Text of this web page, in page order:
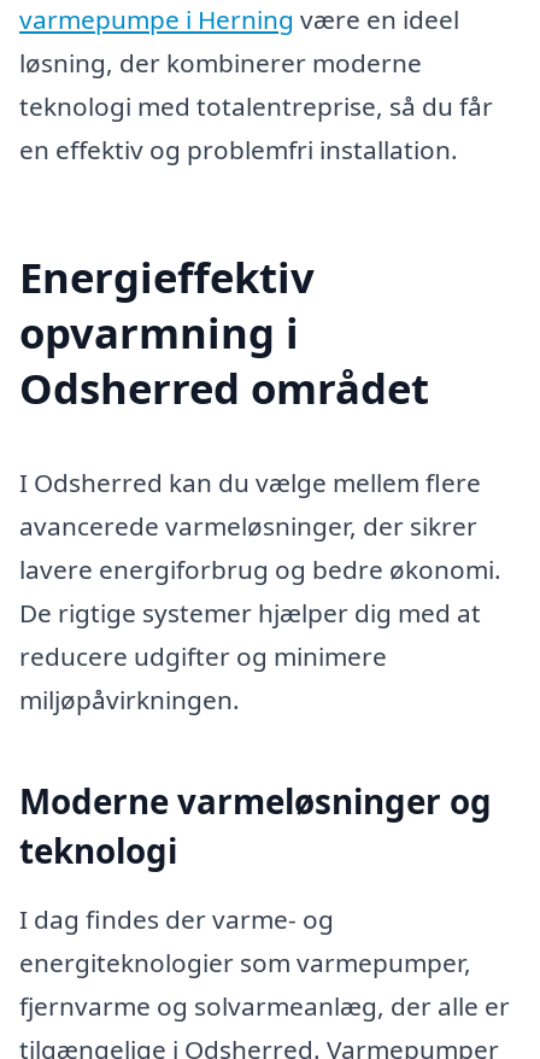
varmepumpe i Herning være en ideel
løsning, der kombinerer moderne
teknologi med totalentreprise, så du får
en effektiv og problemfri installation.
Energieffektiv
opvarmning i
Odsherred området
I Odsherred kan du vælge mellem flere
avancerede varmeløsninger, der sikrer
lavere energiforbrug og bedre økonomi.
De rigtige systemer hjælper dig med at
reducere udgifter og minimere
miljøpåvirkningen.
Moderne varmeløsninger og
teknologi
I dag findes der varme- og
energiteknologier som varmepumper,
fjernvarme og solvarmeanlæg, der alle er
tilgængelige i Odsherred. Varmepumper